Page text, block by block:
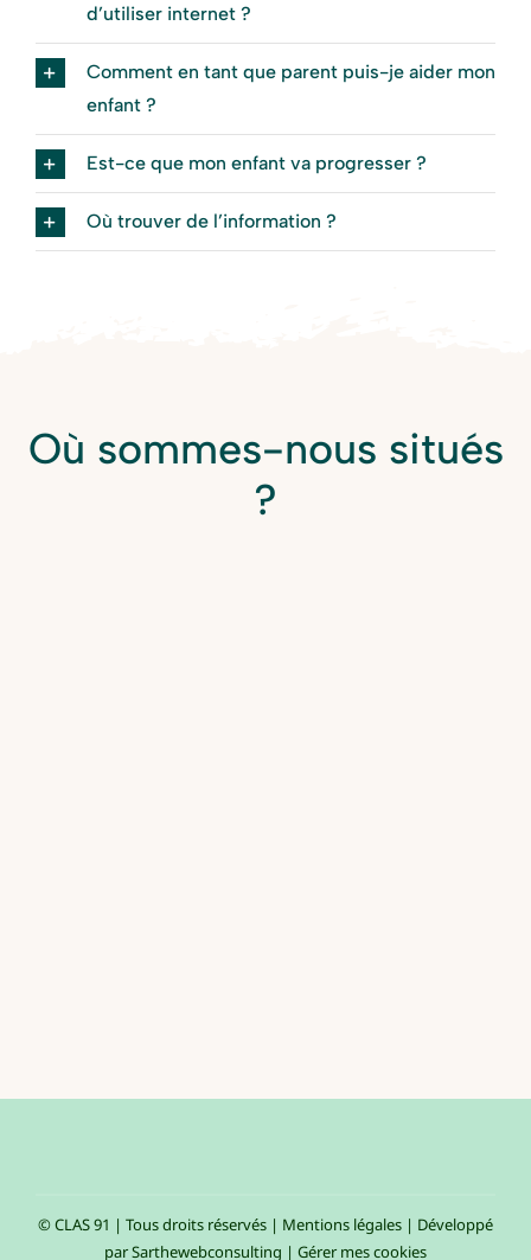
d’utiliser internet ?
Comment en tant que parent puis-je aider mon
enfant ?
Est-ce que mon enfant va progresser ?
Où trouver de l’information ?
Où sommes-nous situés
?
© CLAS 91 | Tous droits réservés | Mentions légales | Développé
parSarthewebconsulting | Gérer mes cookies